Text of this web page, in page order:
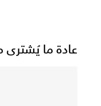
عادة ما يُشترى